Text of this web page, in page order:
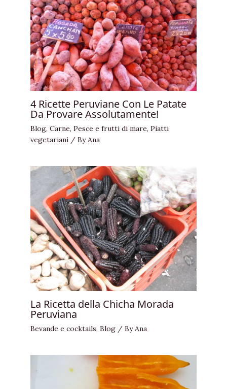
4 Ricette Peruviane Con Le Patate
Da Provare Assolutamente!
Blog, Carne, Pesce e frutti di mare, Piatti
vegetariani / ByAna
La Ricetta della Chicha Morada
Peruviana
Bevande e cocktails, Blog / ByAna